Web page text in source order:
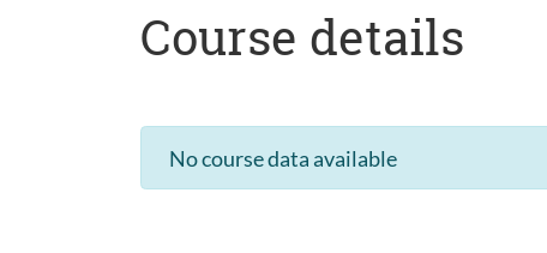
Course details
No course data available